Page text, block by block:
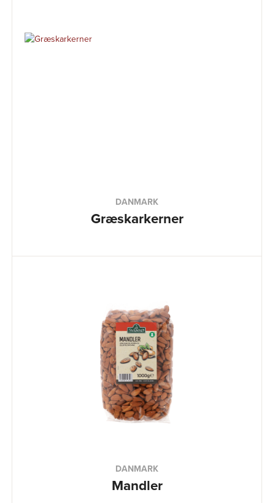
DANMARK
Græskarkerner
DANMARK
Mandler